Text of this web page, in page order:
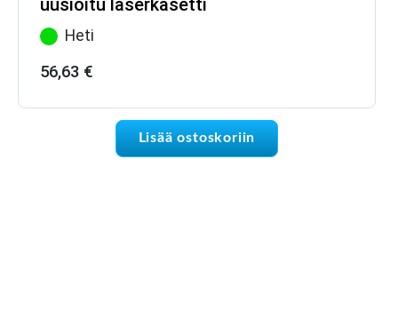
uusioitu laserkasetti
Heti
56,63 €
Lisää ostoskoriin